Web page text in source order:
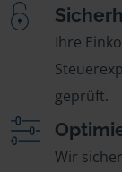
Ihre
geprüft.
Wir